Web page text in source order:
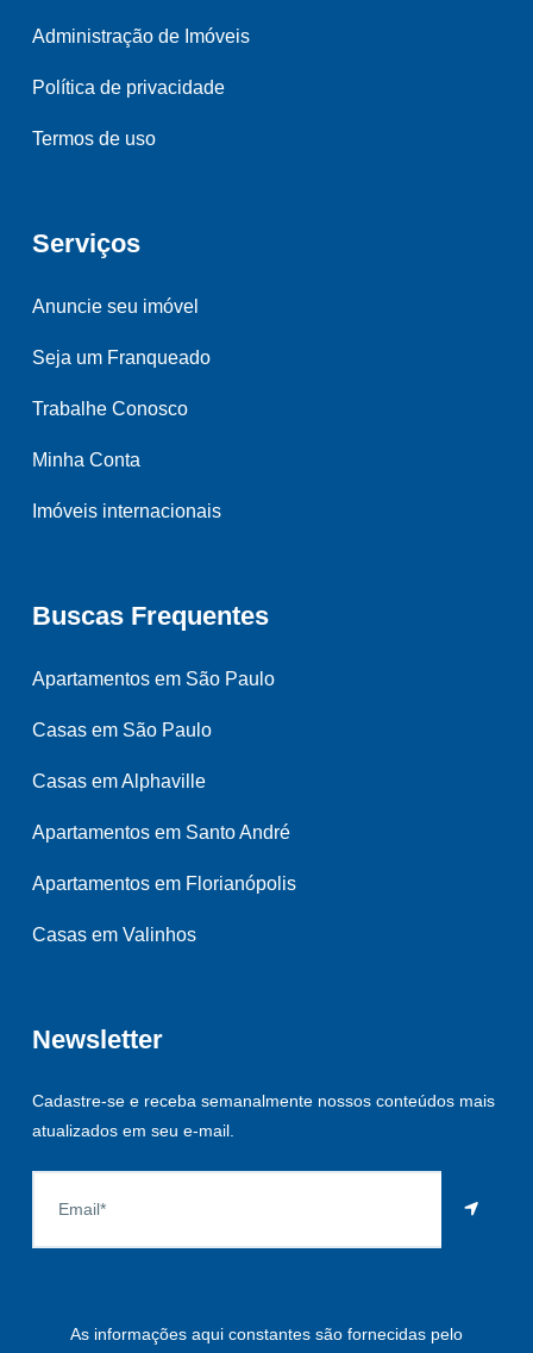
Administração de Imóveis
Política de privacidade
Termos de uso
Serviços
Anuncie seu imóvel
Seja um Franqueado
Trabalhe Conosco
Minha Conta
Imóveis internacionais
Buscas Frequentes
Apartamentos em São Paulo
Casas em São Paulo
Casas em Alphaville
Apartamentos em Santo André
Apartamentos em Florianópolis
Casas em Valinhos
Newsletter
Cadastre-se e receba semanalmente nossos conteúdos mais
atualizados em seu e-mail.
As informações aqui constantes são fornecidas pelo